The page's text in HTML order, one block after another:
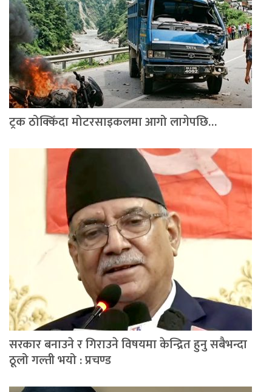
ट्रक ठोक्किँदा मोटरसाइकलमा आगो लागेपछि…
सरकार बनाउने र गिराउने विषयमा केन्द्रित हुनु सबैभन्दा
ठूलो गल्ती भयो : प्रचण्ड